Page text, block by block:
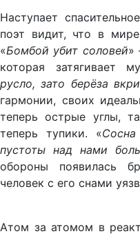
Наступает
поэт видит, что в
«Бомбой убит соловей»
которая затягивает
русло, зато берёза
гармонии, своих
теперь острые углы,
теперь тупики. «
пустоты над нами
обороны появилась
человек с его снами
Атом за атомом в